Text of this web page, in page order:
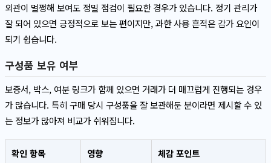
외관이 멀쩡해 보여도 정밀 점검이 필요한 경우가 있습니다. 정기 관리가
잘 되어 있으면 긍정적으로 보는 편이지만, 과한 사용 흔적은 감가 요인이
되기 쉽습니다.
구성품 보유 여부
보증서, 박스, 여분 링크가 함께 있으면 거래가 더 매끄럽게 진행되는 경우
가 많습니다. 특히 구매 당시 구성품을 잘 보관해둔 분이라면 제시할 수 있
는 정보가 많아져 비교가 쉬워집니다.
확인 항목 영향 체감 포인트